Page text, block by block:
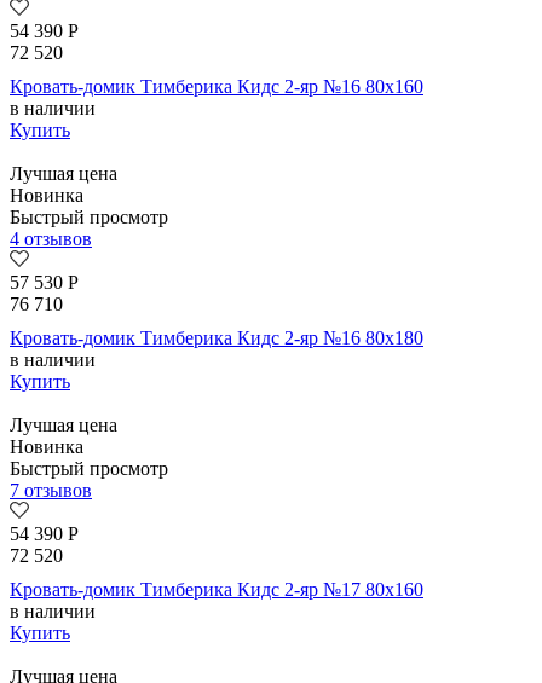
54 390 Р
72 520
Кровать-домик Тимберика Кидс 2-яр №16 80х160
в наличии
Купить
Лучшая цена
Новинка
Быстрый просмотр
4 отзывов
57 530 Р
76 710
Кровать-домик Тимберика Кидс 2-яр №16 80х180
в наличии
Купить
Лучшая цена
Новинка
Быстрый просмотр
7 отзывов
54 390 Р
72 520
Кровать-домик Тимберика Кидс 2-яр №17 80х160
в наличии
Купить
Лучшая цена